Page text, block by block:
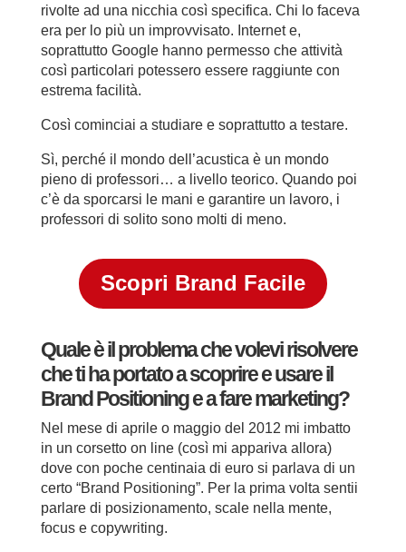
rivolte ad una nicchia così specifica. Chi lo faceva
era per lo più un improvvisato. Internet e,
soprattutto Google hanno permesso che attività
così particolari potessero essere raggiunte con
estrema facilità.
Così cominciai a studiare e soprattutto a testare.
Sì, perché il mondo dell’acustica è un mondo
pieno di professori… a livello teorico. Quando poi
c’è da sporcarsi le mani e garantire un lavoro, i
professori di solito sono molti di meno.
Scopri Brand Facile
Quale è il problema che volevi risolvere
che ti ha portato a scoprire e usare il
Brand Positioning e a fare marketing?
Nel mese di aprile o maggio del 2012 mi imbatto
in un corsetto on line (così mi appariva allora)
dove con poche centinaia di euro si parlava di un
certo “Brand Positioning”. Per la prima volta sentii
parlare di posizionamento, scale nella mente,
focus e copywriting.